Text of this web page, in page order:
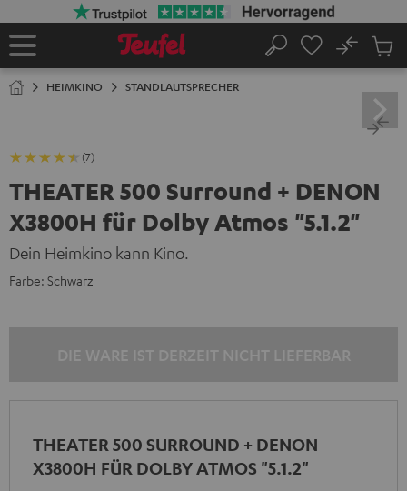
Startseite
Suche
No
HEIMKINO STANDLAUTSPRECHER
(7)
THEATER 500 Surround + DENON
X3800H für Dolby Atmos "5.1.2"
Dein Heimkino kann Kino.
Farbe: Schwarz
THEATER 500 SURROUND + DENON
X3800H FÜR DOLBY ATMOS "5.1.2"